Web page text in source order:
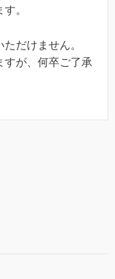
。
だけません。
すが、何卒ご了承